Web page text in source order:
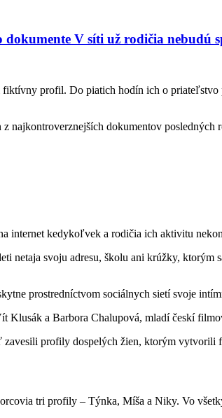
dokumente V síti už rodičia nebudú
profil. Do piatich hodín ich o
najkontroverznejších dokumentov
internet kedykoľvek a rodičia ich aktivitu
netaja svoju adresu, školu ani krúžky,
prostredníctvom sociálnych sietí svoje
Klusák a Barbora Chalupová, mladí českí
zavesili profily dospelých žien, ktorým
tri profily – Týnka, Míša a Niky. Vo